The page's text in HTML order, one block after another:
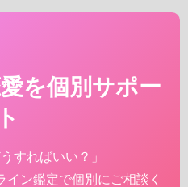
を個別サポー
ト
すればいい？」
ン鑑定で個別にご相談く